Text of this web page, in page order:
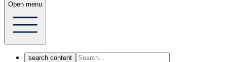
Open menu
search content